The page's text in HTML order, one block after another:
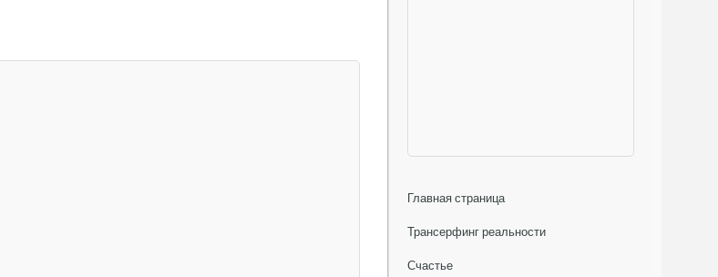
Главная страница
Трансерфинг реальности
Счастье